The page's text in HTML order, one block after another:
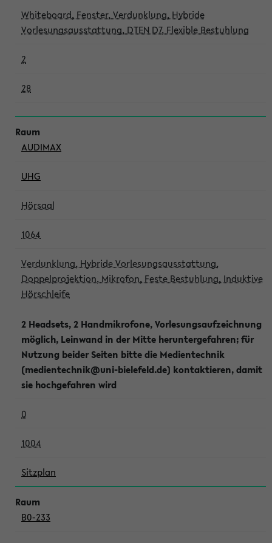
Whiteboard, Fenster, Verdunklung, Hybride
Vorlesungsausstattung, DTEN D7, Flexible Bestuhlung
2
28
AUDIMAX
UHG
Hörsaal
1064
Verdunklung, Hybride Vorlesungsausstattung,
Doppelprojektion, Mikrofon, Feste Bestuhlung, Induktive
Hörschleife
2 Headsets, 2 Handmikrofone, Vorlesungsaufzeichnung
möglich, Leinwand in der Mitte heruntergefahren; für
Nutzung beider Seiten bitte die Medientechnik
(medientechnik@uni-bielefeld.de) kontaktieren, damit
sie hochgefahren wird
0
1004
Sitzplan
B0-233